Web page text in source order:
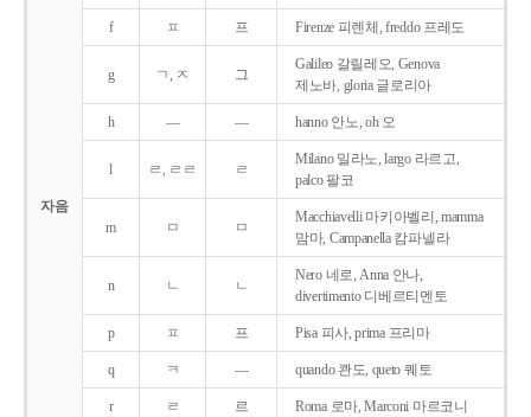
자음
f ㅍ 프 Firenze 피렌체, freddo 프레도
g ㄱ, ㅈ 그
Galileo 갈릴레오, Genova
제노바, gloria 글로리아
h ― ― hanno 안노, oh 오
l ㄹ, ㄹㄹ ㄹ
Milano 밀라노, largo 라르고,
palco 팔코
m ㅁ ㅁ
Macchiavelli 마키아벨리, mamma
맘마, Campanella 캄파넬라
n ㄴ ㄴ
Nero 네로, Anna 안나,
divertimento 디베르티멘토
p ㅍ 프 Pisa 피사, prima 프리마
q ㅋ ― quando 콴도, queto 퀘토
r ㄹ 르 Roma 로마, Marconi 마르코니